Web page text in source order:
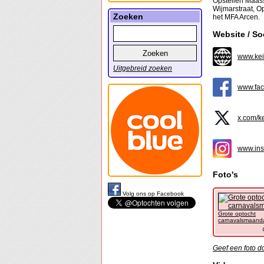
Wijmarstraat,
het MFA Arcen.
Website /
x.com/
Foto's
Grote optocht
Geef een foto
Zoeken
Uitgebreid zoeken
Volg ons op Facebook